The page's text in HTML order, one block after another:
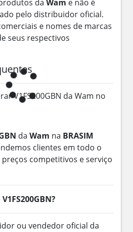
da Wam e não é
pelo distribuidor oficial.
e nomes de marcas
seus respectivos
V1FS200GBN da Wam no
da Wam na BRASIM
clientes em todo o
competitivos e serviço
ou vendedor oficial da